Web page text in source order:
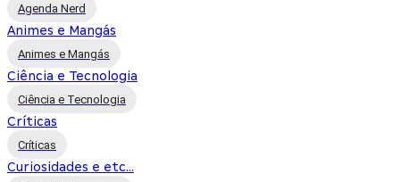
Agenda Nerd
Animes e Mangás
Animes e Mangás
Ciência e Tecnologia
Ciência e Tecnologia
Críticas
Críticas
Curiosidades e etc...